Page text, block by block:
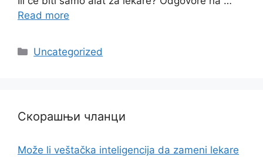
Read more
Categories
Uncategorized
Скорашњи чланци
Može li veštačka inteligencija da zameni lekare